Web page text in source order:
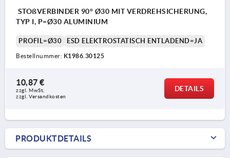
STOßVERBINDER 90° Ø30 MIT VERDREHSICHERUNG,
TYP I, P=Ø30 ALUMINIUM
PROFIL=Ø30 ESD ELEKTROSTATISCH ENTLADEND=JA
Bestellnummer: K1986.30125
10,87 €
zzgl. MwSt.
zzgl. Versandkosten
DETAILS
PRODUKTDETAILS